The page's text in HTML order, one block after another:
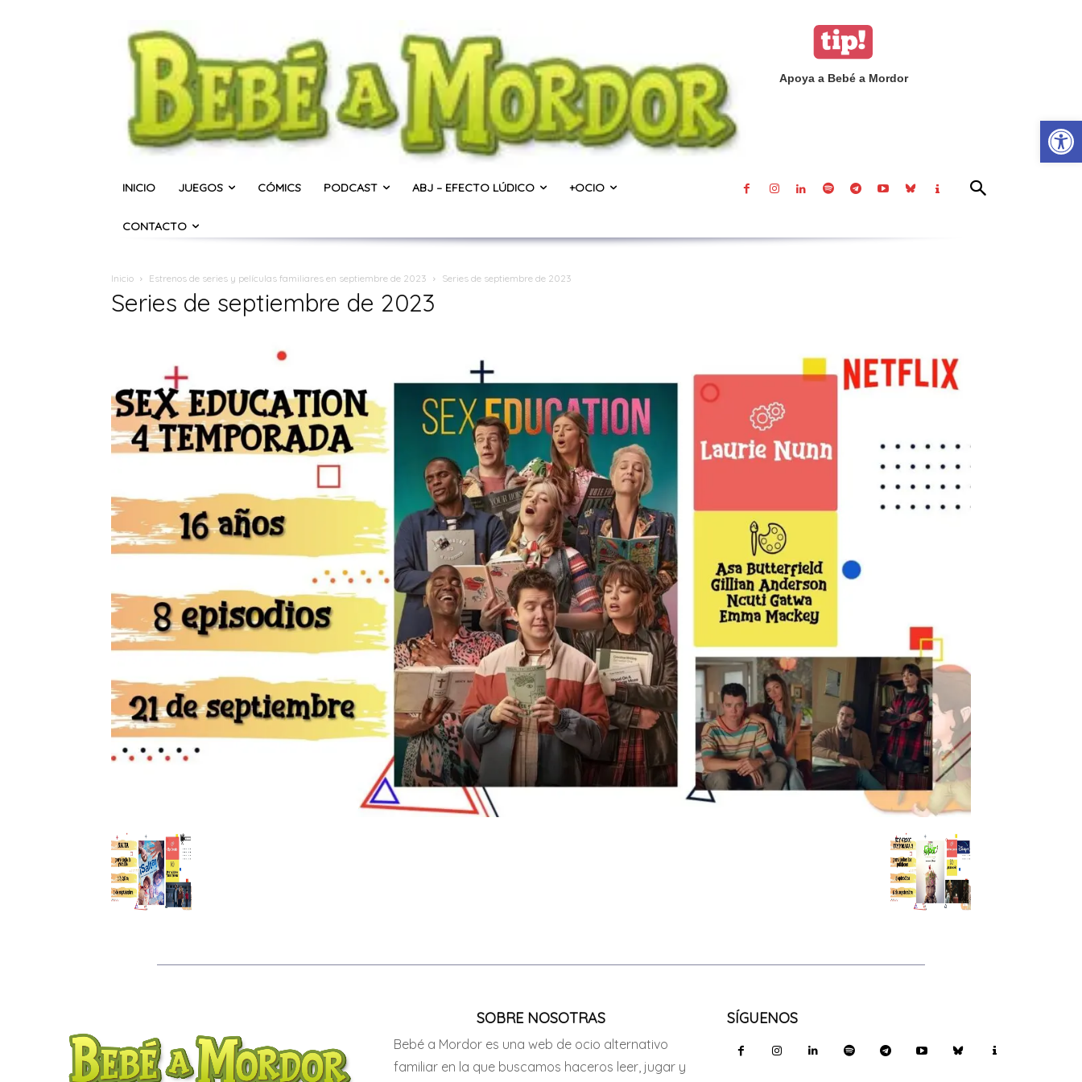
Apoya a Bebé a Mordor
INICIO JUEGOS CÓMICS PODCAST ABJ – EFECTO LÚDICO +OCIO
CONTACTO
Inicio Estrenos de series y películas familiares en septiembre de 2023 Series de septiembre de 2023
Series de septiembre de 2023
SOBRE NOSOTRAS
Bebé a Mordor es una web de ocio alternativo
familiar en la que buscamos haceros leer, jugar y
SÍGUENOS